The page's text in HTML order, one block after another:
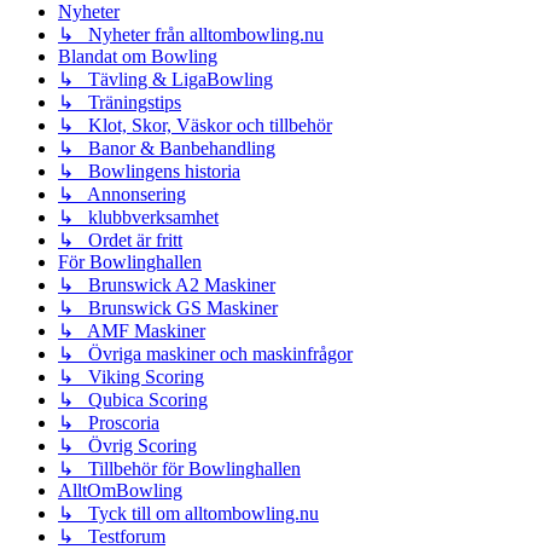
Nyheter
↳ Nyheter från alltombowling.nu
Blandat om Bowling
↳ Tävling & LigaBowling
↳ Träningstips
↳ Klot, Skor, Väskor och tillbehör
↳ Banor & Banbehandling
↳ Bowlingens historia
↳ Annonsering
↳ klubbverksamhet
↳ Ordet är fritt
För Bowlinghallen
↳ Brunswick A2 Maskiner
↳ Brunswick GS Maskiner
↳ AMF Maskiner
↳ Övriga maskiner och maskinfrågor
↳ Viking Scoring
↳ Qubica Scoring
↳ Proscoria
↳ Övrig Scoring
↳ Tillbehör för Bowlinghallen
AlltOmBowling
↳ Tyck till om alltombowling.nu
↳ Testforum